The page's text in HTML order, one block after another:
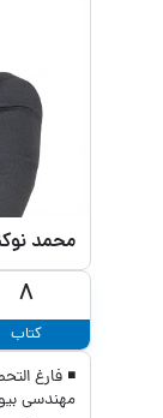
محمد
8
کتاب
◾ فارغ
مهندسی